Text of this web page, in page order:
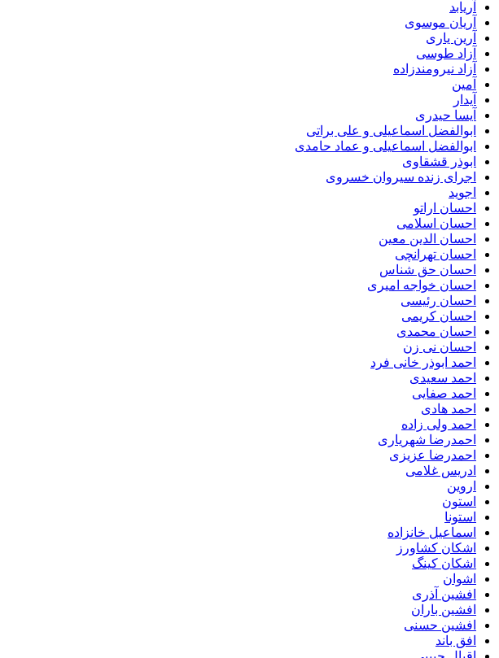
آریابد
آریان موسوی
آرین یاری
آزاد طوسی
آزاد نیرومندزاده
آمین
آیدار
آیسا حیدری
ابوالفضل اسماعیلی و علی براتی
ابوالفضل اسماعیلی و عماد حامدی
ابوذر قشقاوی
اجرای زنده سیروان خسروی
اجوید
احسان اراتو
احسان اسلامی
احسان الدین معین
احسان تهرانچی
احسان حق شناس
احسان خواجه امیری
احسان رئیسی
احسان کریمی
احسان محمدی
احسان نی زن
احمد ابوذر خانی فرد
احمد سعیدی
احمد صفایی
احمد هادی
احمد ولی زاده
احمدرضا شهریاری
احمدرضا عزیزی
ادریس غلامی
اروین
استون
استونا
اسماعیل خانزاده
اشکان کشاورز
اشکان کینگ
اشوان
افشین آذری
افشین باران
افشین حسنی
افق باند